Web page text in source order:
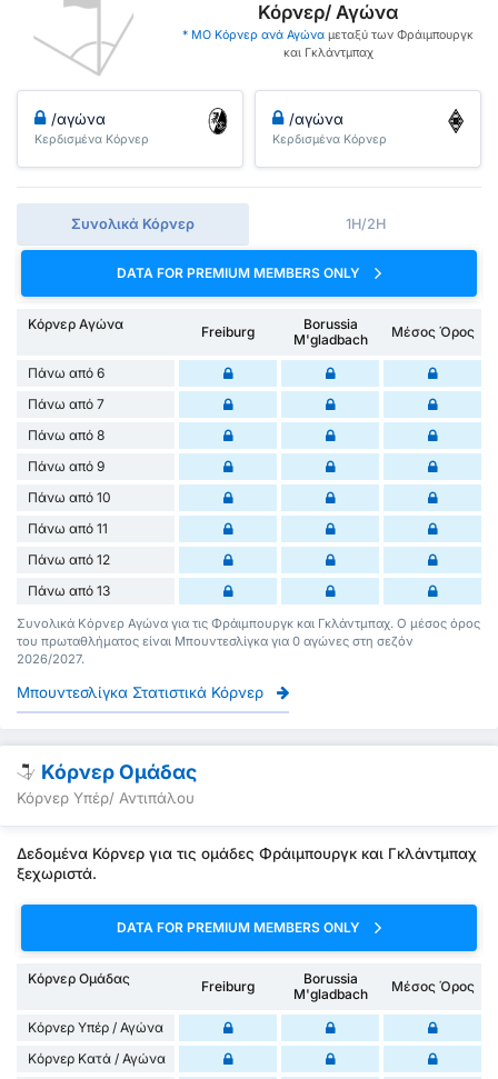
Κόρνερ/ Αγώνα
* ΜΟ Κόρνερ ανά Αγώναμεταξύ των Φράιμπουργκ
και Γκλάντμπαχ
/αγώνα
Κερδισμένα Κόρνερ
/αγώνα
Κερδισμένα Κόρνερ
Συνολικά Κόρνερ 1H/2H
DATA FOR PREMIUM MEMBERS ONLY
Κόρνερ Αγώνα Freiburg
Borussia
M'gladbach
Μέσος Όρος
Πάνω από 6
Πάνω από 7
Πάνω από 8
Πάνω από 9
Πάνω από 10
Πάνω από 11
Πάνω από 12
Πάνω από 13
Συνολικά Κόρνερ Αγώνα για τις Φράιμπουργκ και Γκλάντμπαχ. Ο μέσος όρος
του πρωταθλήματος είναι Μπουντεσλίγκα για 0 αγώνες στη σεζόν
2026/2027.
Μπουντεσλίγκα Στατιστικά Κόρνερ
Κόρνερ Ομάδας
Κόρνερ Υπέρ/ Αντιπάλου
Δεδομένα Κόρνερ για τις ομάδες Φράιμπουργκ και Γκλάντμπαχ
ξεχωριστά.
DATA FOR PREMIUM MEMBERS ONLY
Κόρνερ Ομάδας Freiburg
Borussia
M'gladbach
Μέσος Όρος
Κόρνερ Υπέρ / Αγώνα
Κόρνερ Κατά / Αγώνα